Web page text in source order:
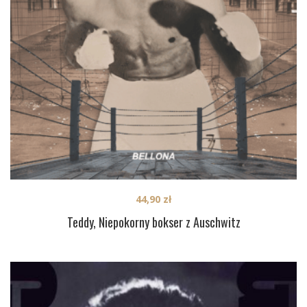
Teddy, Niepokorny bokser z Auschwitz
44,90 zł